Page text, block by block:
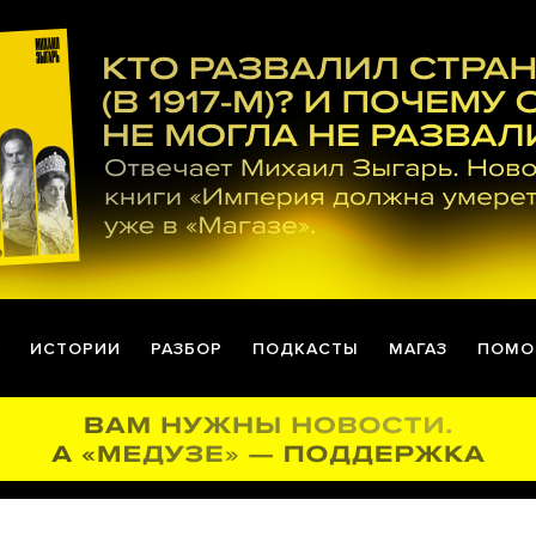
ИСТОРИИ РАЗБОР ПОДКАСТЫ МАГАЗ